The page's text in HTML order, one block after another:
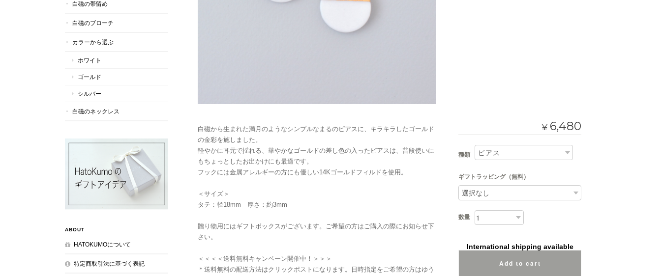
白磁から生まれた満月のようなシンプルなまるのピアスに、キラキラしたゴールド
の金彩を施しました。
軽やかに耳元で揺れる、華やかなゴールドの差し色の入ったピアスは、普段使いに
もちょっとしたお出かけにも最適です。
フックには金属アレルギーの方にも優しい14Kゴールドフィルドを使用。
＜サイズ＞
タテ：径18mm 厚さ：約3mm
贈り物用にはギフトボックスがございます。ご希望の方はご購入の際にお知らせ下
さい。
＜＜＜＜送料無料キャンペーン開催中！＞＞＞
＊送料無料の配送方法はクリックポストになります。日時指定をご希望の方はゆう
¥ 6,480
種類
ギフトラッピング（無料）
数量
International shipping available
Add to cart
白磁の帯留め
白磁のブローチ
カラーから選ぶ
ホワイト
ゴールド
シルバー
白磁のネックレス
ABOUT
HATOKUMOについて
特定商取引法に基づく表記